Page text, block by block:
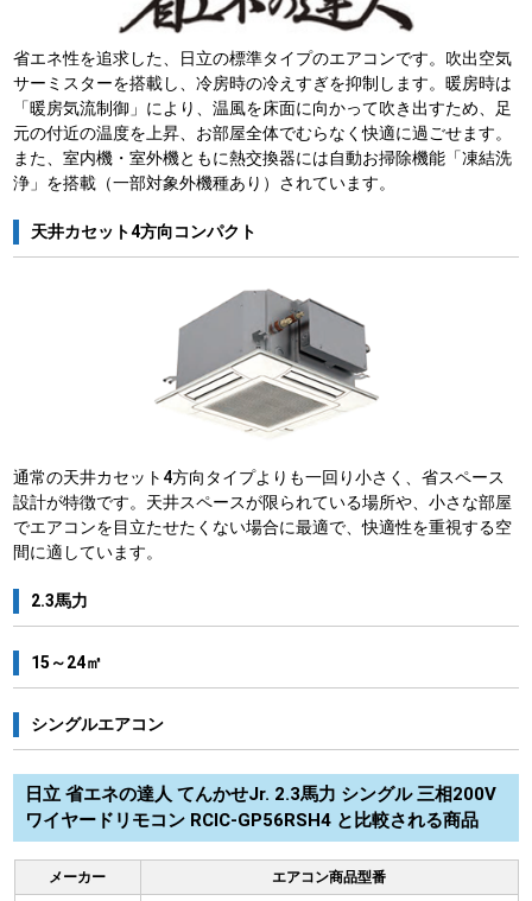
省エネ性を追求した、日立の標準タイプのエアコンです。吹出空気
サーミスターを搭載し、冷房時の冷えすぎを抑制します。暖房時は
「暖房気流制御」により、温風を床面に向かって吹き出すため、足
元の付近の温度を上昇、お部屋全体でむらなく快適に過ごせます。
また、室内機・室外機ともに熱交換器には自動お掃除機能「凍結洗
浄」を搭載（一部対象外機種あり）されています。
天井カセット4方向コンパクト
通常の天井カセット4方向タイプよりも一回り小さく、省スペース
設計が特徴です。天井スペースが限られている場所や、小さな部屋
でエアコンを目立たせたくない場合に最適で、快適性を重視する空
間に適しています。
2.3馬力
15～24㎡
シングルエアコン
日立 省エネの達人 てんかせJr. 2.3馬力 シングル 三相200V
ワイヤードリモコン RCIC-GP56RSH4 と比較される商品
メーカー エアコン商品型番